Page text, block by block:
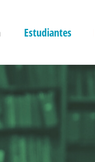
Estudiantes